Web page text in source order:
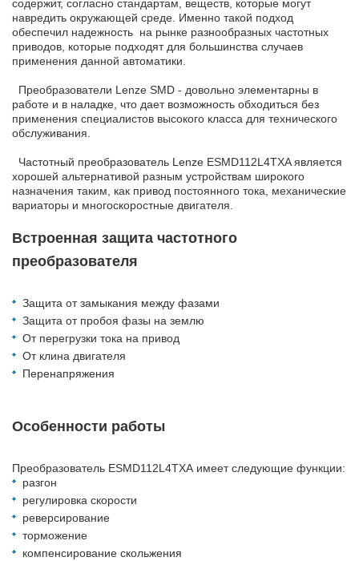
содержит, согласно стандартам, веществ, которые могут
навредить окружающей среде. Именно такой подход
обеспечил надежность на рынке разнообразных частотных
приводов, которые подходят для большинства случаев
применения данной автоматики.
Преобразователи Lenze SMD - довольно элементарны в
работе и в наладке, что дает возможность обходиться без
применения специалистов высокого класса для технического
обслуживания.
Частотный преобразователь Lenze ESMD112L4TXA является
хорошей альтернативой разным устройствам широкого
назначения таким, как привод постоянного тока, механические
вариаторы и многоскоростные двигателя.
Встроенная защита частотного
преобразователя
Защита от замыкания между фазами
Защита от пробоя фазы на землю
От перегрузки тока на привод
От клина двигателя
Перенапряжения
Особенности работы
Преобразователь ESMD112L4TXA имеет следующие функции:
разгон
регулировка скорости
реверсирование
торможение
компенсирование скольжения